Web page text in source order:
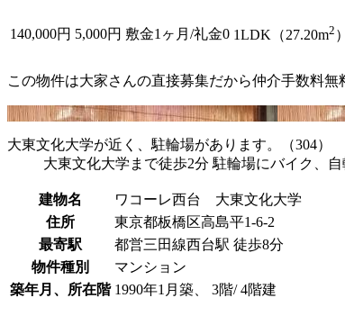
140,000円 5,000円 敷金1ヶ月/礼金0 1LDK（27.20m2 ）
この物件は大家さんの直接募集だから仲介手数料無
大東文化大学が近く、駐輪場があります。（304）
大東文化大学まで徒歩2分 駐輪場にバイク、
建物名
ワコーレ西台 大東文化大学
住所
東京都板橋区高島平1-6-2
最寄駅
都営三田線西台駅 徒歩8分
物件種別
マンション
築年月、所在階 1990年1月築、 3階/ 4階建